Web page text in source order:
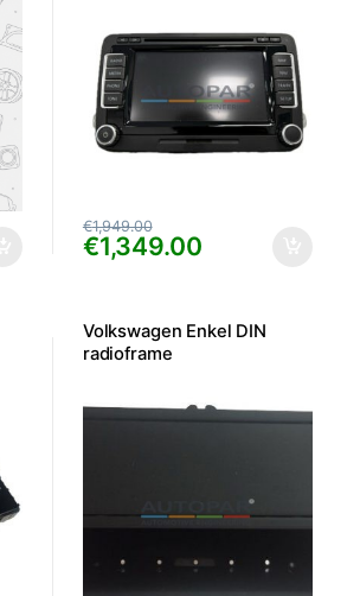
€1,349.00
€1,949.00
Volkswagen Enkel DIN
radioframe